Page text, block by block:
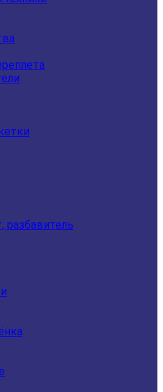
разбавитель